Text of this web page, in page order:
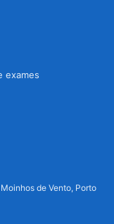
exames
de Vento, Porto